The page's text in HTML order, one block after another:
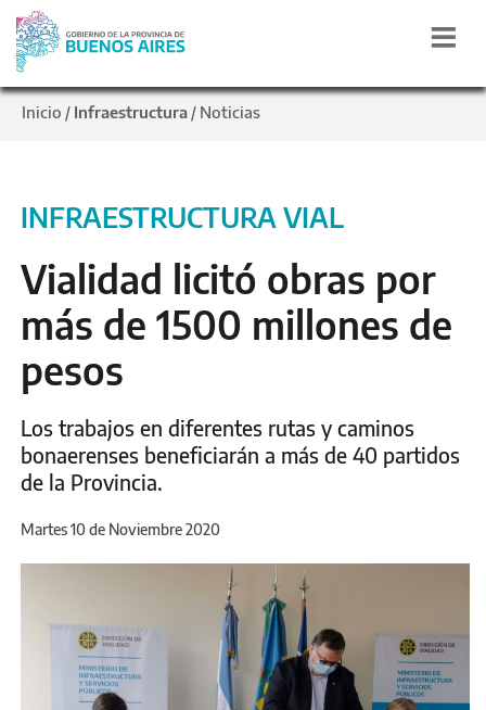
Inicio / Infraestructura / Noticias
INFRAESTRUCTURA VIAL
Vialidad licitó obras por
más de 1500 millones de
pesos
Los trabajos en diferentes rutas y caminos
bonaerenses beneficiarán a más de 40 partidos
de la Provincia.
Martes 10 de Noviembre 2020